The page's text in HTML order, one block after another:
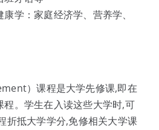
学：家庭经济学、营养学、
）课程是大学先修课,即在
。学生在入读这些大学时,可
折抵大学学分,免修相关大学课